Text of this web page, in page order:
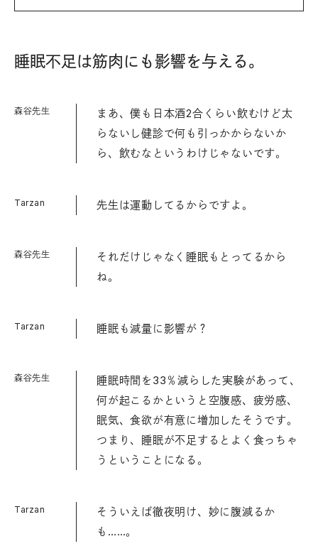
睡眠不足は筋肉にも影響を与える。
森谷先生
まあ、僕も日本酒2合くらい飲むけど太
らないし健診で何も引っかからないか
ら、飲むなというわけじゃないです。
Tarzan 先生は運動してるからですよ。
森谷先生
それだけじゃなく睡眠もとってるから
ね。
Tarzan 睡眠も減量に影響が？
森谷先生
睡眠時間を33％減らした実験があって、
何が起こるかというと空腹感、疲労感、
眠気、食欲が有意に増加したそうです。
つまり、睡眠が不足するとよく食っちゃ
うということになる。
Tarzan
そういえば徹夜明け、妙に腹減るか
も……。